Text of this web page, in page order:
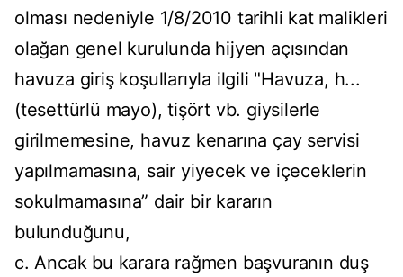
olması nedeniyle 1/8/2010 tarihli kat malikleri
olağan genel kurulunda hijyen açısından
havuza giriş koşullarıyla ilgili "Havuza, h...
(tesettürlü mayo), tişört vb. giysilerle
girilmemesine, havuz kenarına çay servisi
yapılmamasına, sair yiyecek ve içeceklerin
sokulmamasına” dair bir kararın
bulunduğunu,
c. Ancak bu karara rağmen başvuranın duş